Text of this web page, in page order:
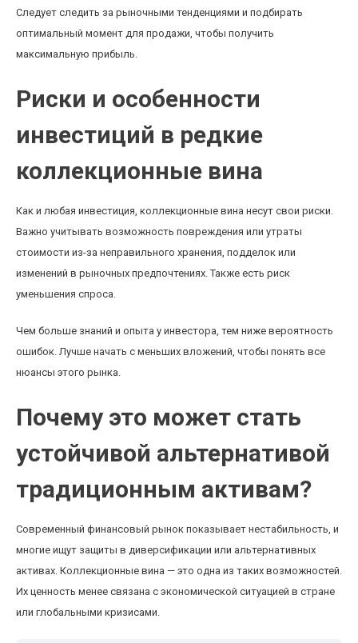
Следует следить за рыночными тенденциями и подбирать
оптимальный момент для продажи, чтобы получить
максимальную прибыль.
Риски и особенности
инвестиций в редкие
коллекционные вина
Как и любая инвестиция, коллекционные вина несут свои риски.
Важно учитывать возможность повреждения или утраты
стоимости из-за неправильного хранения, подделок или
изменений в рыночных предпочтениях. Также есть риск
уменьшения спроса.
Чем больше знаний и опыта у инвестора, тем ниже вероятность
ошибок. Лучше начать с меньших вложений, чтобы понять все
нюансы этого рынка.
Почему это может стать
устойчивой альтернативой
традиционным активам?
Современный финансовый рынок показывает нестабильность, и
многие ищут защиты в диверсификации или альтернативных
активах. Коллекционные вина — это одна из таких возможностей.
Их ценность менее связана с экономической ситуацией в стране
или глобальными кризисами.